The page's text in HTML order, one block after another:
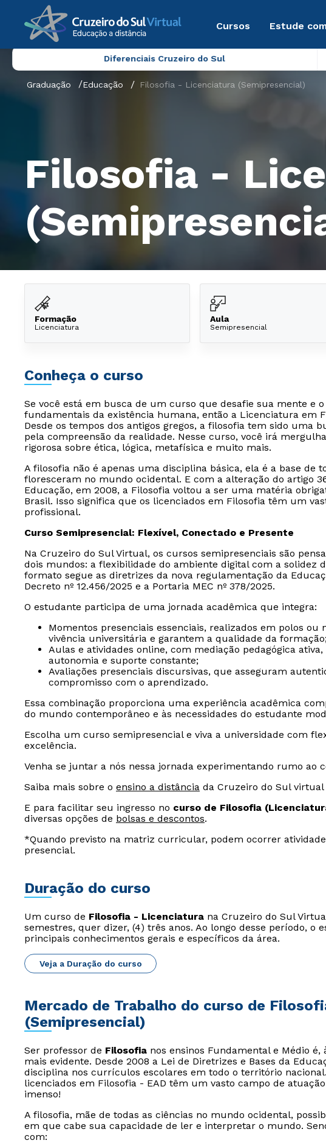
Cursos Estude
Diferenciais Cruzeiro do Sul
Graduação Educação Filosofia - Licenciatura (Semipresencial)
Filosofia -
Formação
Licenciatura
Aula
Semipresencial
Conheça o curso
Se você está em busca de um curso que desafie sua mente e
fundamentais da existência humana, então a Licenciatura em
Desde os tempos dos antigos gregos, a filosofia tem sido uma
pela compreensão da realidade. Nesse curso, você irá
rigorosa sobre ética, lógica, metafísica e muito mais.
A filosofia não é apenas uma disciplina básica, ela é a base de
floresceram no mundo ocidental. E com a alteração do artigo
Educação, em 2008, a Filosofia voltou a ser uma matéria
Brasil. Isso significa que os licenciados em Filosofia têm um
profissional.
Curso Semipresencial: Flexível, Conectado e Presente
Na Cruzeiro do Sul Virtual, os cursos semipresenciais são
dois mundos: a flexibilidade do ambiente digital com a solidez
formato segue as diretrizes da nova regulamentação da
Decreto nº 12.456/2025 e a Portaria MEC nº 378/2025.
O estudante participa de uma jornada acadêmica que integra:
Momentos presenciais essenciais, realizados em polos ou
vivência universitária e garantem a qualidade da
Aulas e atividades online, com mediação pedagógica
autonomia e suporte constante;
Avaliações presenciais discursivas, que asseguram
compromisso com o aprendizado.
Essa combinação proporciona uma experiência acadêmica
do mundo contemporâneo e às necessidades do estudante
Escolha um curso semipresencial e viva a universidade com
excelência.
Venha se juntar a nós nessa jornada experimentando rumo ao
Saiba mais sobre o ensino a distância da Cruzeiro do Sul
E para facilitar seu ingresso no curso de Filosofia
diversas opções de bolsas e descontos.
*Quando previsto na matriz curricular, podem ocorrer
presencial.
Duração do curso
Um curso de Filosofia - Licenciatura na Cruzeiro do Sul
semestres, quer dizer, (4) três anos. Ao longo desse período, o
principais conhecimentos gerais e específicos da área.
Veja a Duração do curso
Mercado de Trabalho do curso de
(Semipresencial)
Ser professor de Filosofia nos ensinos Fundamental e Médio
mais evidente. Desde 2008 a Lei de Diretrizes e Bases da
disciplina nos currículos escolares em todo o território
licenciados em Filosofia - EAD têm um vasto campo de
imenso!
A filosofia, mãe de todas as ciências no mundo ocidental,
em que cabe sua capacidade de ler e interpretar o mundo.
com: